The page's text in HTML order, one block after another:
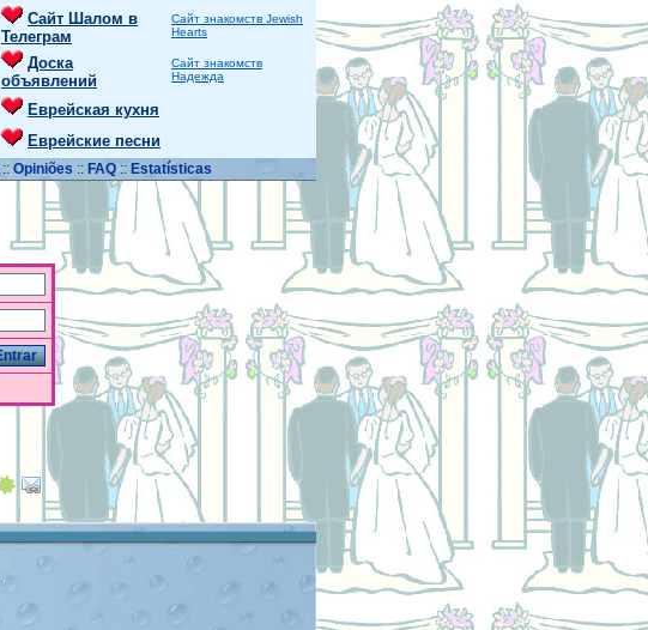
Сайт Шалом в
Телеграм
Сайт знакомств Jewish
Hearts
Доска
объявлений
Сайт знакомств
Надежда
Еврейская кухня
Еврейские песни
:: Opiniões :: FAQ :: Estatísticas